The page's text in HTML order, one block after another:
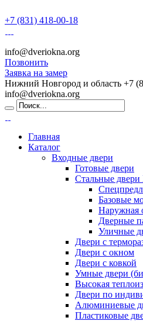
+7 (831) 418-00-18
info@dveriokna.org
Позвонить
Заявка на замер
Нижний Новгород и область +7
info@dveriokna.org
Главная
Каталог
Входные двери
Готовые двери
Стальные двери
Базовые
Наружная
Дверные
Уличные
Двери с
Двери с окном
Двери с ковкой
Умные двери
Высокая
Двери по
Алюминиевые
Пластиковые